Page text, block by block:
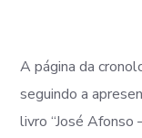
A página da
seguindo a
livro “José Afonso